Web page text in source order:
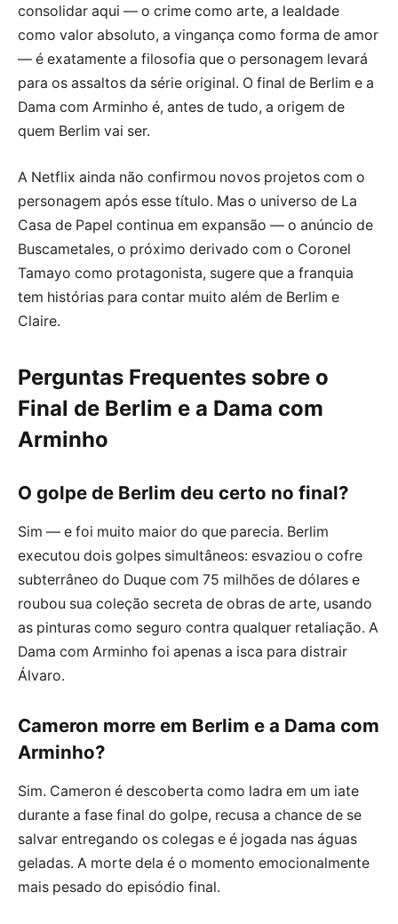
consolidar aqui — o crime como arte, a lealdade
como valor absoluto, a vingança como forma de amor
— é exatamente a filosofia que o personagem levará
para os assaltos da série original. O final de Berlim e a
Dama com Arminho é, antes de tudo, a origem de
quem Berlim vai ser.
A Netflix ainda não confirmou novos projetos com o
personagem após esse título. Mas o universo de La
Casa de Papel continua em expansão — o anúncio de
Buscametales, o próximo derivado com o Coronel
Tamayo como protagonista, sugere que a franquia
tem histórias para contar muito além de Berlim e
Claire.
Perguntas Frequentes sobre o
Final de Berlim e a Dama com
Arminho
O golpe de Berlim deu certo no final?
Sim — e foi muito maior do que parecia. Berlim
executou dois golpes simultâneos: esvaziou o cofre
subterrâneo do Duque com 75 milhões de dólares e
roubou sua coleção secreta de obras de arte, usando
as pinturas como seguro contra qualquer retaliação. A
Dama com Arminho foi apenas a isca para distrair
Álvaro.
Cameron morre em Berlim e a Dama com
Arminho?
Sim. Cameron é descoberta como ladra em um iate
durante a fase final do golpe, recusa a chance de se
salvar entregando os colegas e é jogada nas águas
geladas. A morte dela é o momento emocionalmente
mais pesado do episódio final.